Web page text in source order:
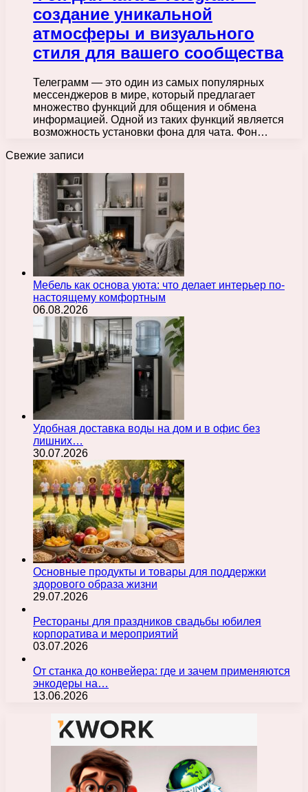
создание уникальной
атмосферы и визуального
стиля для вашего сообщества
Телеграмм — это один из самых популярных
мессенджеров в мире, который предлагает
множество функций для общения и обмена
информацией. Одной из таких функций является
возможность установки фона для чата. Фон…
Свежие записи
Мебель как основа уюта: что делает интерьер по-
настоящему комфортным
06.08.2026
Удобная доставка воды на дом и в офис без
лишних…
30.07.2026
Основные продукты и товары для поддержки
здорового образа жизни
29.07.2026
Рестораны для праздников свадьбы юбилея
корпоратива и мероприятий
03.07.2026
От станка до конвейера: где и зачем применяются
энкодеры на…
13.06.2026